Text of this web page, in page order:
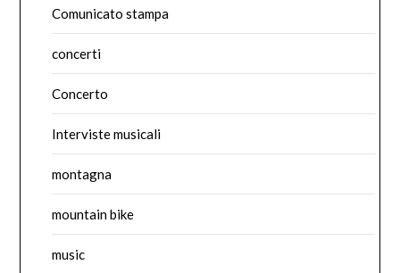
Comunicato stampa
concerti
Concerto
Interviste musicali
montagna
mountain bike
music